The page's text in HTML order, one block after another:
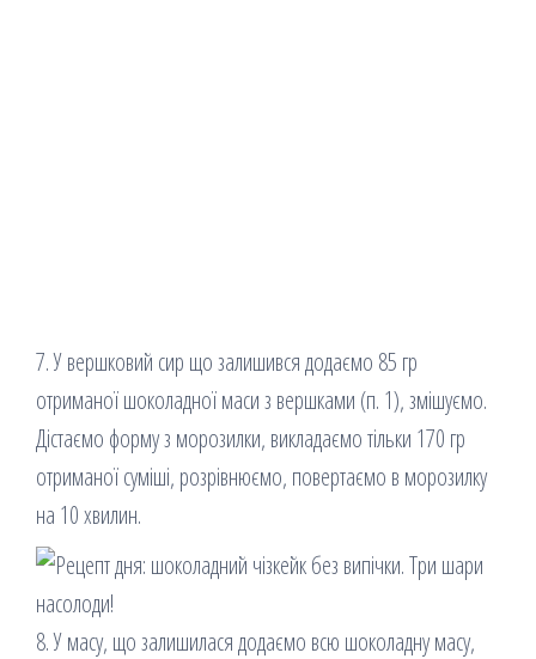
7. У вершковий сир що залишився додаємо 85 гр
отриманої шоколадної маси з вершками (п. 1), змішуємо.
Дістаємо форму з морозилки, викладаємо тільки 170 гр
отриманої суміші, розрівнюємо, повертаємо в морозилку
на 10 хвилин.
8. У масу, що залишилася додаємо всю шоколадну масу,